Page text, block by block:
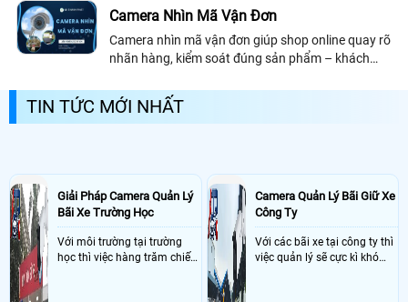
Livestream Check Var Bida với sự kết hợp giữa...
Camera Nhìn Mã Vận Đơn
Camera nhìn mã vận đơn giúp shop online quay rõ
nhãn hàng, kiểm soát đúng sản phẩm – khách
khiếu nại nhanh chóng
TIN TỨC MỚI NHẤT
Giải Pháp Camera Quản Lý
Bãi Xe Trường Học
Với môi trường tại trường
học thì việc hàng trăm chiếc
Camera Quản Lý Bãi Giữ Xe
Công Ty
Với các bãi xe tại công ty thì
việc quản lý sẽ cực kì khó